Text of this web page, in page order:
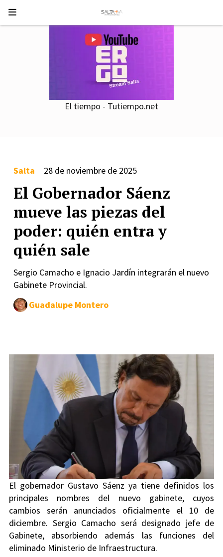
El tiempo - Tutiempo.net
El Gobernador Sáenz
mueve las piezas del
poder: quién entra y
quién sale
Sergio Camacho e Ignacio Jardín integrarán el nuevo
Gabinete Provincial.
Salta 28 de noviembre de 2025
Guadalupe Montero
El gobernador Gustavo Sáenz ya tiene definidos los
principales nombres del nuevo gabinete, cuyos
cambios serán anunciados oficialmente el 10 de
diciembre. Sergio Camacho será designado jefe de
Gabinete, absorbiendo además las funciones del
eliminado Ministerio de Infraestructura.